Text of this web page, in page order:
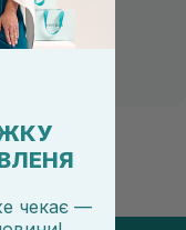
чекає —